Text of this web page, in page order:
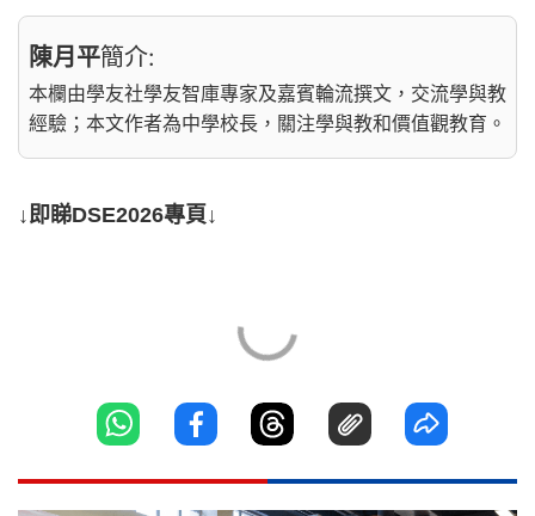
陳月平簡介:
本欄由學友社學友智庫專家及嘉賓輪流撰文，交流學與教
經驗；本文作者為中學校長，關注學與教和價值觀教育。
↓即睇DSE2026專頁↓